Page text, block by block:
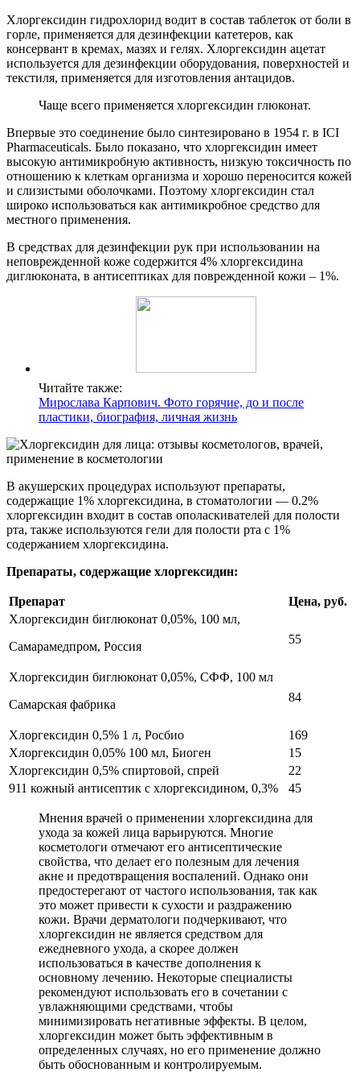
Хлоргексидин гидрохлорид водит в состав таблеток от боли в
горле, применяется для дезинфекции катетеров, как
консервант в кремах, мазях и гелях. Хлоргексидин ацетат
используется для дезинфекции оборудования, поверхностей и
текстиля, применяется для изготовления антацидов.
Чаще всего применяется хлоргексидин глюконат.
Впервые это соединение было синтезировано в 1954 г. в ICI
Pharmaceuticals. Было показано, что хлоргексидин имеет
высокую антимикробную активность, низкую токсичность по
отношению к клеткам организма и хорошо переносится кожей
и слизистыми оболочками. Поэтому хлоргексидин стал
широко использоваться как антимикробное средство для
местного применения.
В средствах для дезинфекции рук при использовании на
неповрежденной коже содержится 4% хлоргексидина
диглюконата, в антисептиках для поврежденной кожи – 1%.
Читайте также:
Мирослава Карпович. Фото горячие, до и после
пластики, биография, личная жизнь
В акушерских процедурах используют препараты,
содержащие 1% хлоргексидина, в стоматологии — 0.2%
хлоргексидин входит в состав ополаскивателей для полости
рта, также используются гели для полости рта с 1%
содержанием хлоргексидина.
Препараты, содержащие хлоргексидин:
Препарат
Цена, руб.
Хлоргексидин биглюконат 0,05%, 100 мл,
Самарамедпром, Россия
55
Хлоргексидин биглюконат 0,05%, СФФ, 100 мл
Самарская фабрика
84
Хлоргексидин 0,5% 1 л, Росбио
169
Хлоргексидин 0,05% 100 мл, Биоген
15
Хлоргексидин 0,5% спиртовой, спрей
22
911 кожный антисептик с хлоргексидином, 0,3%
45
Мнения врачей о применении хлоргексидина для
ухода за кожей лица варьируются. Многие
косметологи отмечают его антисептические
свойства, что делает его полезным для лечения
акне и предотвращения воспалений. Однако они
предостерегают от частого использования, так как
это может привести к сухости и раздражению
кожи. Врачи дерматологи подчеркивают, что
хлоргексидин не является средством для
ежедневного ухода, а скорее должен
использоваться в качестве дополнения к
основному лечению. Некоторые специалисты
рекомендуют использовать его в сочетании с
увлажняющими средствами, чтобы
минимизировать негативные эффекты. В целом,
хлоргексидин может быть эффективным в
определенных случаях, но его применение должно
быть обоснованным и контролируемым.